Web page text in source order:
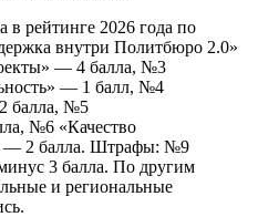
в рейтинге 2026 года по
внутри Политбюро 2.0»
— 4 балла, №3
— 1 балл, №4
балла, №5
№6 «Качество
— 2 балла. Штрафы: №9
3 балла. По другим
и региональные